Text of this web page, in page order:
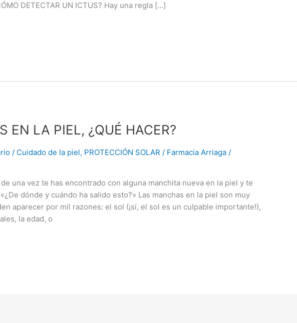
DETECTAR UN ICTUS? Hay una regla […]
EN LA PIEL, ¿QUÉ HACER?
/ Cuidado de la piel, PROTECCIÓN SOLAR / Farmacia Arriaga/
una vez te has encontrado con alguna manchita nueva en la piel y te
dónde y cuándo ha salido esto?» Las manchas en la piel son muy
aparecer por mil razones: el sol (¡sí, el sol es un culpable importante!),
la edad, o